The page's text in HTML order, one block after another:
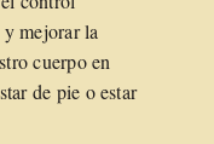
mejorar la
cuerpo en
de pie o estar